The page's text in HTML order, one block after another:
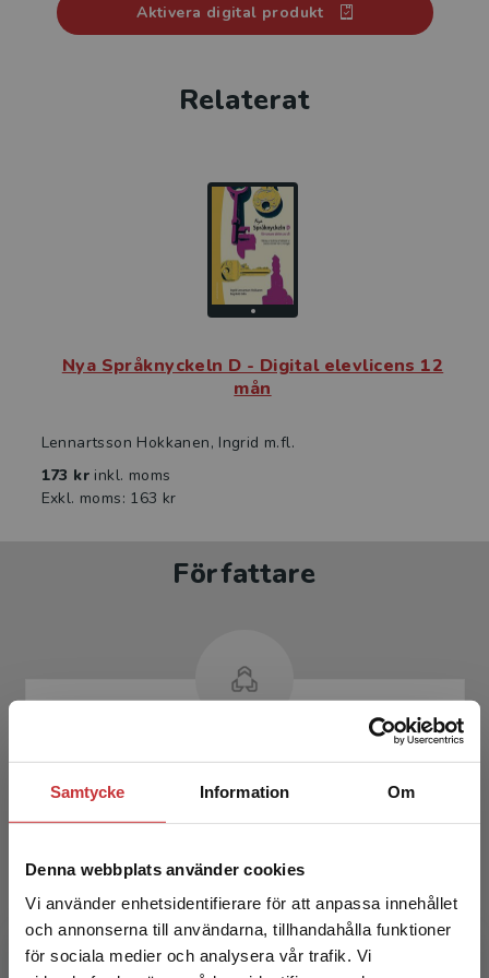
Samtycke Information Om
Denna webbplats använder cookies
Vi använder enhetsidentifierare för att anpassa innehållet
och annonserna till användarna, tillhandahålla funktioner
för sociala medier och analysera vår trafik. Vi
Fungerar på dator, surfplatta och till stor del i mobil.
I det digitala läromedlet kan eleverna söka i
innehållet. De kan också göra egna anteckningar och
Nya Språknyckeln C Elevlicens Digitalt säljs som
enanvändarlicens och är giltig ett år från
Digitalt och Elevpaket – Digitalt + Tryckt.
Aktivera digital produkt
Relaterat
Nya Språknyckeln D - Digital elevlicens 12
mån
Lennartsson Hokkanen, Ingrid m.fl.
173 kr inkl. moms
Exkl. moms: 163 kr
Författare
Ingrid Lennartson-Hokkanen